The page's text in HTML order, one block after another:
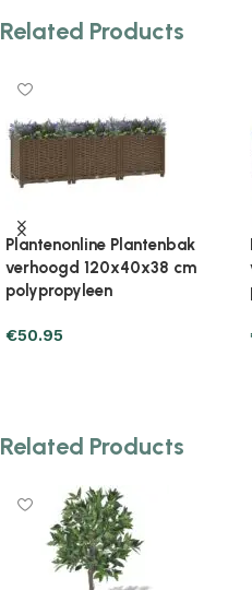
Related Products
Plantenonline Plantenbak
verhoogd 120x40x71 cm
polypropyleen
€78.39
Related Products